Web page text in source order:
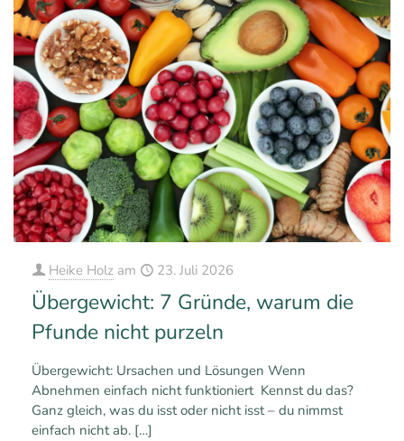
Heike Holz am 23. Juli 2026
Übergewicht: 7 Gründe, warum die
Pfunde nicht purzeln
Übergewicht: Ursachen und Lösungen Wenn
Abnehmen einfach nicht funktioniert Kennst du das?
Ganz gleich, was du isst oder nicht isst – du nimmst
einfach nicht ab. […]